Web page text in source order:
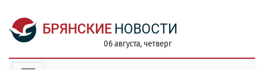
БРЯНСКИЕ НОВОСТИ
06 августа, четверг